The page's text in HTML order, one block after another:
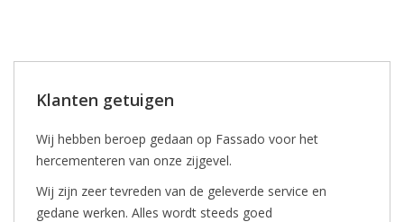
Klanten getuigen
Wij hebben beroep gedaan op Fassado voor het
hercementeren van onze zijgevel.
Wij zijn zeer tevreden van de geleverde service en
gedane werken. Alles wordt steeds goed